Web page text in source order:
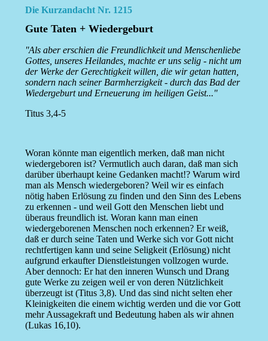
Die Kurzandacht Nr. 1215
Gute Taten + Wiedergeburt
''Als aber erschien die Freundlichkeit und Menschenliebe
Gottes, unseres Heilandes, machte er uns selig - nicht um
der Werke der Gerechtigkeit willen, die wir getan hatten,
sondern nach seiner Barmherzigkeit - durch das Bad der
Wiedergeburt und Erneuerung im heiligen Geist...''
Titus 3,4-5
Woran könnte man eigentlich merken, daß man nicht
wiedergeboren ist? Vermutlich auch daran, daß man sich
darüber überhaupt keine Gedanken macht!? Warum wird
man als Mensch wiedergeboren? Weil wir es einfach
nötig haben Erlösung zu finden und den Sinn des Lebens
zu erkennen - und weil Gott den Menschen liebt und
überaus freundlich ist. Woran kann man einen
wiedergeborenen Menschen noch erkennen? Er weiß,
daß er durch seine Taten und Werke sich vor Gott nicht
rechtfertigen kann und seine Seligkeit (Erlösung) nicht
aufgrund erkaufter Dienstleistungen vollzogen wurde.
Aber dennoch: Er hat den inneren Wunsch und Drang
gute Werke zu zeigen weil er von deren Nützlichkeit
überzeugt ist (Titus 3,8). Und das sind nicht selten eher
Kleinigkeiten die einem wichtig werden und die vor Gott
mehr Aussagekraft und Bedeutung haben als wir ahnen
(Lukas 16,10).